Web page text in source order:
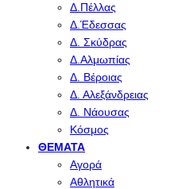
Δ.Πέλλας
Δ.Έδεσσας
Δ. Σκύδρας
Δ.Αλμωπίας
Δ. Βέροιας
Δ. Αλεξάνδρειας
Δ. Νάουσας
Κόσμος
ΘΈΜΑΤΑ
Αγορά
Αθλητικά